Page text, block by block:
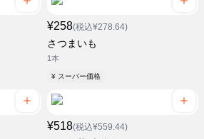
¥258(税込¥278.64)
さつまいも
1本
¥ スーパー価格
¥518(税込¥559.44)